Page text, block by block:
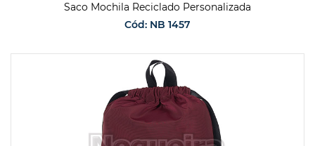
Saco Mochila Reciclado Personalizada
Cód: NB 1457
SOLICITAR ORÇAMENTO